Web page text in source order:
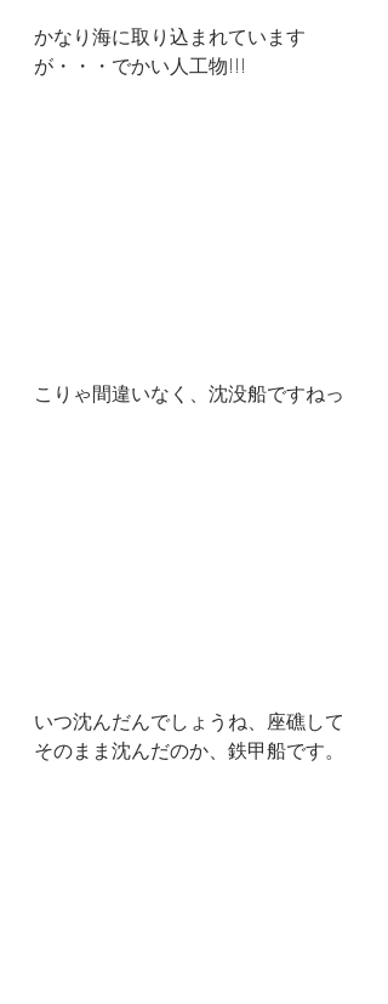
かなり海に取り込まれています
が・・・でかい人工物!!!
こりゃ間違いなく、沈没船ですねっ
いつ沈んだんでしょうね、座礁して
そのまま沈んだのか、鉄甲船です。